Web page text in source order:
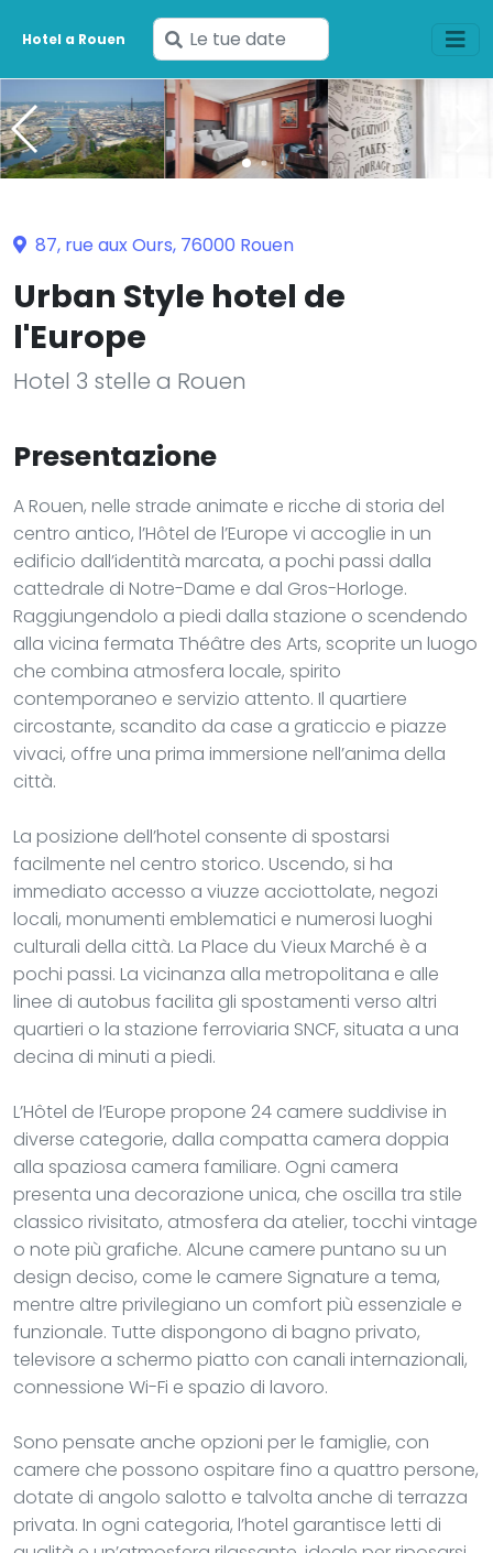
Hotel a Rouen
Inserisci
le
tue
date
87, rue aux Ours, 76000 Rouen
Urban Style hotel de
l'Europe
Hotel 3 stelle a Rouen
Presentazione
A Rouen, nelle strade animate e ricche di storia del
centro antico, l’Hôtel de l’Europe vi accoglie in un
edificio dall’identità marcata, a pochi passi dalla
cattedrale di Notre-Dame e dal Gros-Horloge.
Raggiungendolo a piedi dalla stazione o scendendo
alla vicina fermata Théâtre des Arts, scoprite un luogo
che combina atmosfera locale, spirito
contemporaneo e servizio attento. Il quartiere
circostante, scandito da case a graticcio e piazze
vivaci, offre una prima immersione nell’anima della
città.
La posizione dell’hotel consente di spostarsi
facilmente nel centro storico. Uscendo, si ha
immediato accesso a viuzze acciottolate, negozi
locali, monumenti emblematici e numerosi luoghi
culturali della città. La Place du Vieux Marché è a
pochi passi. La vicinanza alla metropolitana e alle
linee di autobus facilita gli spostamenti verso altri
quartieri o la stazione ferroviaria SNCF, situata a una
decina di minuti a piedi.
L’Hôtel de l’Europe propone 24 camere suddivise in
diverse categorie, dalla compatta camera doppia
alla spaziosa camera familiare. Ogni camera
presenta una decorazione unica, che oscilla tra stile
classico rivisitato, atmosfera da atelier, tocchi vintage
o note più grafiche. Alcune camere puntano su un
design deciso, come le camere Signature a tema,
mentre altre privilegiano un comfort più essenziale e
funzionale. Tutte dispongono di bagno privato,
televisore a schermo piatto con canali internazionali,
connessione Wi-Fi e spazio di lavoro.
Sono pensate anche opzioni per le famiglie, con
camere che possono ospitare fino a quattro persone,
dotate di angolo salotto e talvolta anche di terrazza
privata. In ogni categoria, l’hotel garantisce letti di